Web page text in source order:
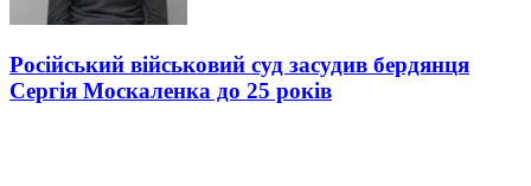
Російський військовий суд засудив бердянця
Сергія Москаленка до 25 років